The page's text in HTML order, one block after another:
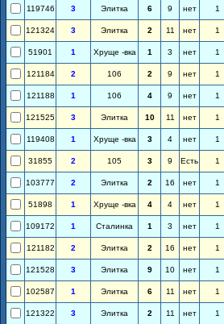
119746 3 Элитка 6 9 нет 1
121324 3 Элитка 2 11 нет 1
51901 1 Хруще -вка 1 3 нет 1
121184 2 106 2 9 нет 1
121188 1 106 4 9 нет 1
121525 3 Элитка 10 11 нет 1
119408 1 Хруще -вка 3 4 нет 1
31855 2 105 3 9 Есть 1
103777 2 Элитка 2 16 нет 1
51898 1 Хруще -вка 4 4 нет 1
109172 1 Сталинка 1 3 нет 1
121182 2 Элитка 2 16 нет 1
121528 3 Элитка 9 10 нет 1
102587 1 Элитка 6 11 нет 1
121322 3 Элитка 2 11 нет 1